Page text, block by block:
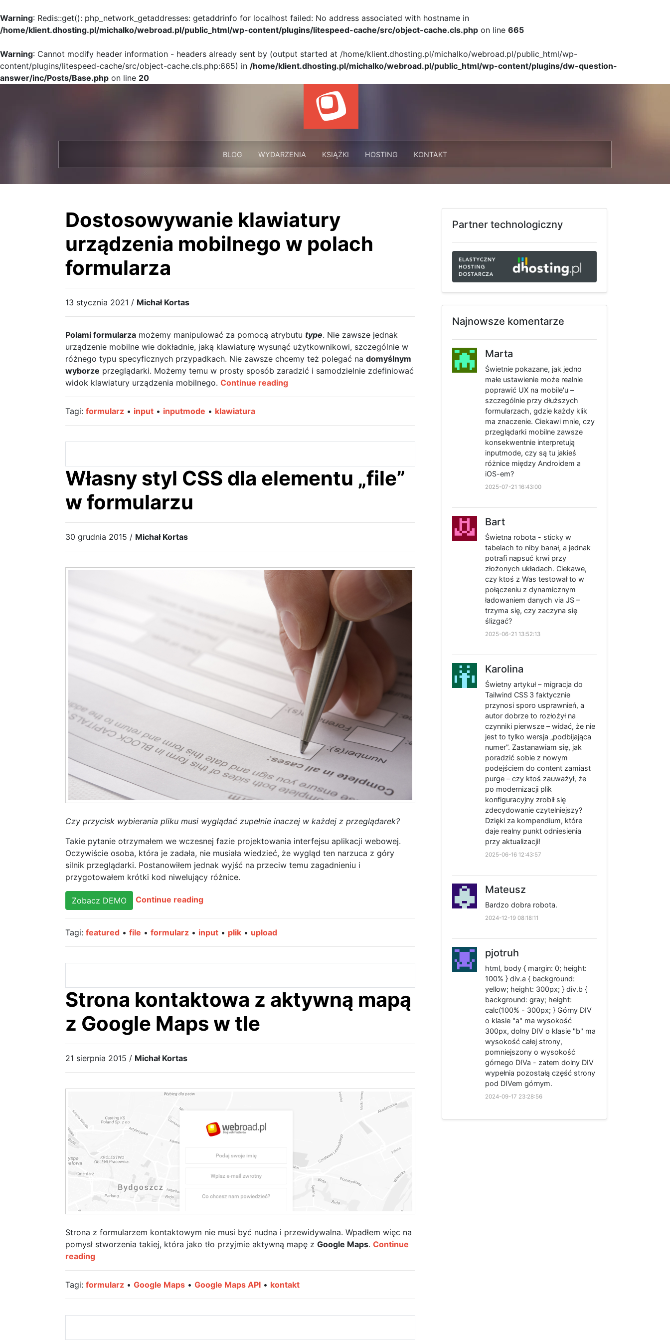
Warning: Redis::get(): php_network_getaddresses: getaddrinfo for localhost failed: No address associated with hostname in
/home/klient.dhosting.pl/michalko/webroad.pl/public_html/wp-content/plugins/litespeed-cache/src/object-cache.cls.php on line 665
Warning: Cannot modify header information - headers already sent by (output started at /home/klient.dhosting.pl/michalko/webroad.pl/public_html/wp-
content/plugins/litespeed-cache/src/object-cache.cls.php:665) in /home/klient.dhosting.pl/michalko/webroad.pl/public_html/wp-content/plugins/dw-question-
answer/inc/Posts/Base.php on line 20
BLOG WYDARZENIA KSIĄŻKI HOSTING KONTAKT
Dostosowywanie klawiatury
urządzenia mobilnego w polach
formularza
13 stycznia 2021 / Michał Kortas
Polami formularzamożemy manipulować za pomocą atrybutu type. Nie zawsze jednak
urządzenie mobilne wie dokładnie, jaką klawiaturę wysunąć użytkownikowi, szczególnie w
różnego typu specyficznych przypadkach. Nie zawsze chcemy też polegać na domyślnym
wyborze przeglądarki. Możemy temu w prosty sposób zaradzić i samodzielnie zdefiniować
widok klawiatury urządzenia mobilnego. Continue readingDostosowywanie
klawiatury
polach
Tagi: formularz• input• inputmode • klawiatura
Własny styl CSS dla elementu „file”
w formularzu
30 grudnia 2015 / Michał Kortas
Czy przycisk wybierania pliku musi wyglądać zupełnie inaczej w każdej z przeglądarek?
Takie pytanie otrzymałem we wczesnej fazie projektowania interfejsu aplikacji webowej.
Oczywiście osoba, która je zadała, nie musiała wiedzieć, że wygląd ten narzuca z góry
silnik przeglądarki. Postanowiłem jednak wyjść na przeciw temu zagadnieniu i
przygotowałem krótki kod niwelujący różnice.
Zobacz DEMO Continue readingWłasny
CSS
dla
elementu
Tagi: featured• file • formularz• input• plik• upload
Strona kontaktowa z aktywną mapą
z Google Maps w tle
21 sierpnia 2015 / Michał Kortas
Strona z formularzem kontaktowym nie musi być nudna i przewidywalna. Wpadłem więc na
pomysł stworzenia takiej, która jako tło przyjmie aktywną mapę z Google Maps. Continue
readingStrona
kontaktowa
z
Tagi: formularz• Google Maps• Google Maps API• kontakt
Partner technologiczny
Najnowsze komentarze
Marta
Świetnie pokazane, jak jedno
małe ustawienie może realnie
poprawić UX na mobile'u –
szczególnie przy dłuższych
formularzach, gdzie każdy klik
ma znaczenie. Ciekawi mnie, czy
przeglądarki mobilne zawsze
konsekwentnie interpretują
inputmode, czy są tu jakieś
różnice między Androidem a
iOS-em?
2025-07-21 16:43:00
Bart
Świetna robota - sticky w
tabelach to niby banał, a jednak
potrafi napsuć krwi przy
złożonych układach. Ciekawe,
czy ktoś z Was testował to w
połączeniu z dynamicznym
ładowaniem danych via JS –
trzyma się, czy zaczyna się
ślizgać?
2025-06-21 13:52:13
Karolina
Świetny artykuł – migracja do
Tailwind CSS 3 faktycznie
przynosi sporo usprawnień, a
autor dobrze to rozłożył na
czynniki pierwsze – widać, że nie
jest to tylko wersja „podbijająca
numer”. Zastanawiam się, jak
poradzić sobie z nowym
podejściem do content zamiast
purge – czy ktoś zauważył, że
po modernizacji plik
konfiguracyjny zrobił się
zdecydowanie czytelniejszy?
Dzięki za kompendium, które
daje realny punkt odniesienia
przy aktualizacji!
2025-06-16 12:43:57
Mateusz
Bardzo dobra robota.
2024-12-19 08:18:11
pjotruh
html, body { margin: 0; height:
100% } div.a { background:
yellow; height: 300px; } div.b {
background: gray; height:
calc(100% - 300px; } Górny DIV
o klasie "a" ma wysokość
300px, dolny DIV o klasie "b" ma
wysokość całej strony,
pomniejszony o wysokość
górnego DIVa - zatem dolny DIV
wypełnia pozostałą część strony
pod DIVem górnym.
2024-09-17 23:28:56